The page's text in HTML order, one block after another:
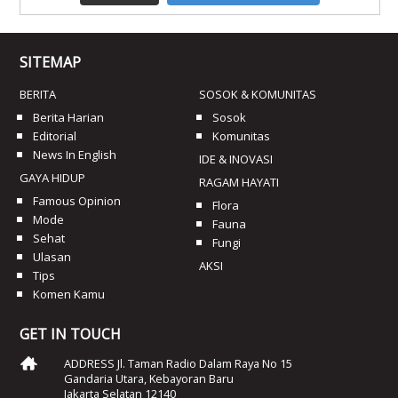
SITEMAP
BERITA
Berita Harian
Editorial
News In English
GAYA HIDUP
Famous Opinion
Mode
Sehat
Ulasan
Tips
Komen Kamu
SOSOK & KOMUNITAS
Sosok
Komunitas
IDE & INOVASI
RAGAM HAYATI
Flora
Fauna
Fungi
AKSI
GET IN TOUCH
ADDRESS Jl. Taman Radio Dalam Raya No 15
Gandaria Utara, Kebayoran Baru
Jakarta Selatan 12140